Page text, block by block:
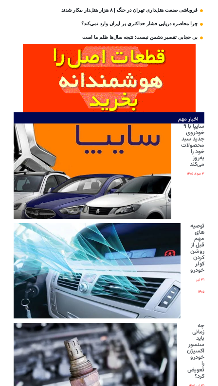
فروپاشی صنعت هتل‌داری تهران در جنگ | ۸ هزار هتل‌دار بیکار شدند
چرا محاصره دریایی فشار حداکثری بر ایران وارد نمی‌کند؟
بی‌ حجابی تقصیر دشمن نیست؛ نتیجه سال‌ها ظلم ما است
اخبار مهم
سایپا با ۹
خودروی
جدید سبد
محصولات
خود را
به‌روز
می‌کند
۳ مرداد ۱۴۰۵
توصیه
های
مهم
قبل از
روشن
کردن
کولر
خودرو
۳۱ تیر
۱۴۰۵
چه
زمانی
باید
سنسور
اکسیژن
خودرو
را
تعویض
کرد؟